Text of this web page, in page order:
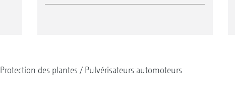
Protection des plantes Pulvérisateurs automoteurs